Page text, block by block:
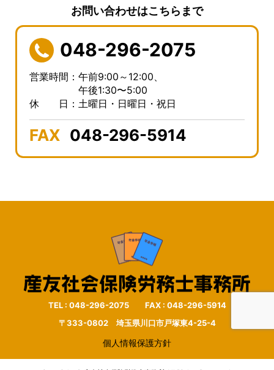
お問い合わせはこちらまで
048-296-2075
営業時間：午前9:00～12:00、
午後1:30〜5:00
休 日：土曜日・日曜日・祝日
FAX 048-296-5914
TEL : 048-296-2075 FAX : 048-296-5914
〒333-0802 埼玉県川口市戸塚東4-25-4
個人情報保護方針